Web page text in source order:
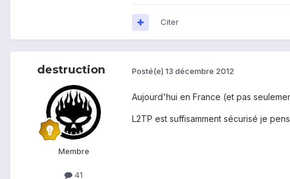
Citer
destruction
Membre
41
Posté(e) 13 décembre 2012
Aujourd'hui en France (et pas
L2TP est suffisamment sécurisé je